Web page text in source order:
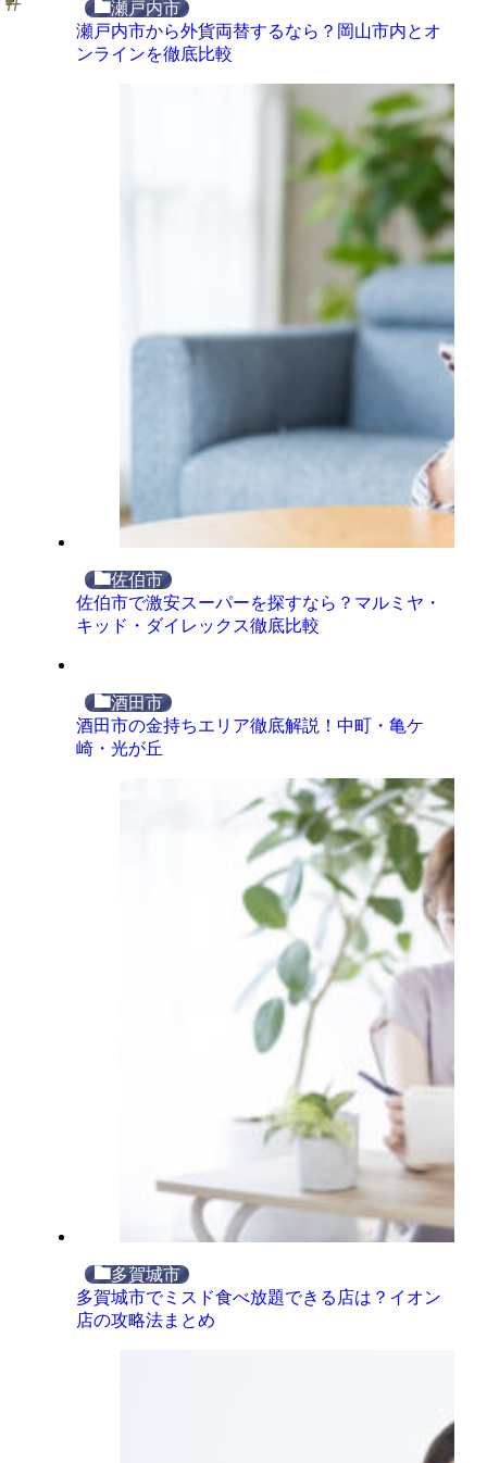
瀬戸内市
瀬戸内市から外貨両替するなら？岡山市内とオ
ンラインを徹底比較
佐伯市
佐伯市で激安スーパーを探すなら？マルミヤ・
キッド・ダイレックス徹底比較
酒田市
酒田市の金持ちエリア徹底解説！中町・亀ケ
崎・光が丘
多賀城市
多賀城市でミスド食べ放題できる店は？イオン
店の攻略法まとめ